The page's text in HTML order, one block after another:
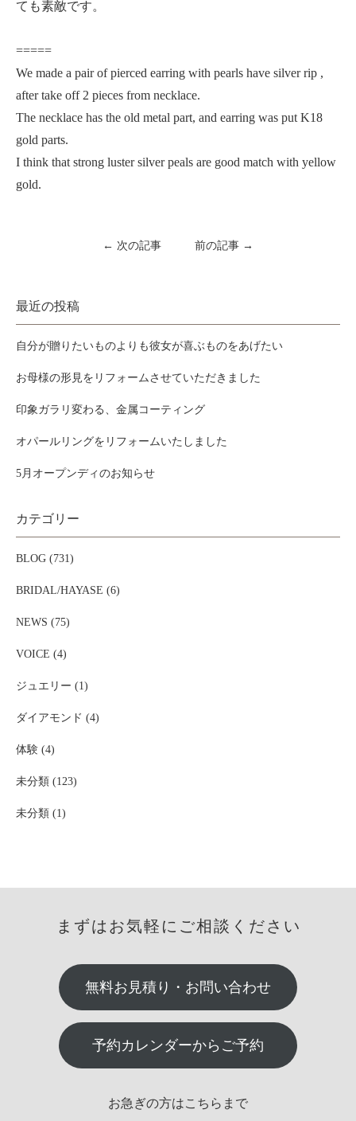
ても素敵です。
=====
We made a pair of pierced earring with pearls have silver rip ,
after take off 2 pieces from necklace.
The necklace has the old metal part, and earring was put K18
gold parts.
I think that strong luster silver peals are good match with yellow
gold.
← 次の記事 前の記事 →
最近の投稿
自分が贈りたいものよりも彼女が喜ぶものをあげたい
お母様の形見をリフォームさせていただきました
印象ガラリ変わる、金属コーティング
オパールリングをリフォームいたしました
5月オープンディのお知らせ
カテゴリー
BLOG (731)
BRIDAL/HAYASE (6)
NEWS (75)
VOICE (4)
ジュエリー (1)
ダイアモンド (4)
体験 (4)
未分類 (123)
未分類 (1)
まずはお気軽にご相談ください
無料お見積り・お問い合わせ
予約カレンダーからご予約
お急ぎの方はこちらまで